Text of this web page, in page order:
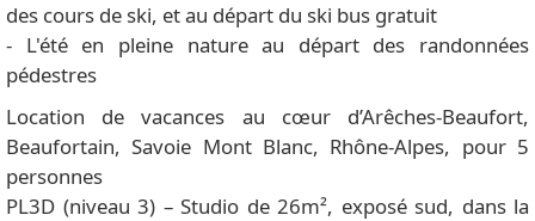
des cours de ski, et au départ du ski bus gratuit
- L'été en pleine nature au départ des randonnées
pédestres
Location de vacances au cœur d’Arêches-Beaufort,
Beaufortain, Savoie Mont Blanc, Rhône-Alpes, pour 5
personnes
PL3D (niveau 3) – Studio de 26m², exposé sud, dans la